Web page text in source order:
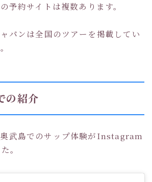
予約サイトは複数あります。
パンは全国のツアーを掲載してい
紹介
武島でのサップ体験がInstagram
。